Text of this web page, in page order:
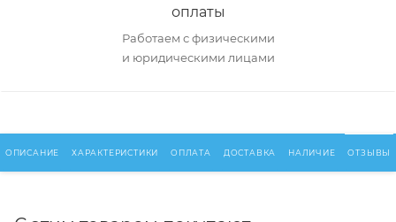
оплаты
Работаем с физическими
и юридическими лицами
ОПИСАНИЕ ХАРАКТЕРИСТИКИ ОПЛАТА ДОСТАВКА НАЛИЧИЕ ОТЗЫВЫ